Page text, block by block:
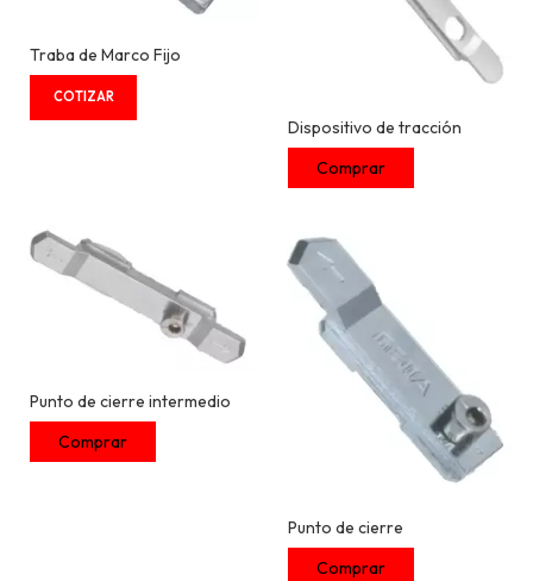
Traba de Marco Fijo
Dispositivo de tracción
Punto de cierre intermedio
Punto de cierre